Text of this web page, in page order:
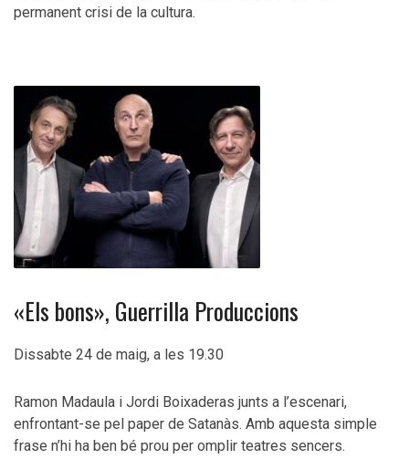
permanent crisi de la cultura.
«Els bons», Guerrilla Produccions
Dissabte 24 de maig, a les 19.30
Ramon Madaula i Jordi Boixaderas junts a l’escenari,
enfrontant-se pel paper de Satanàs. Amb aquesta simple
frase n’hi ha ben bé prou per omplir teatres sencers.